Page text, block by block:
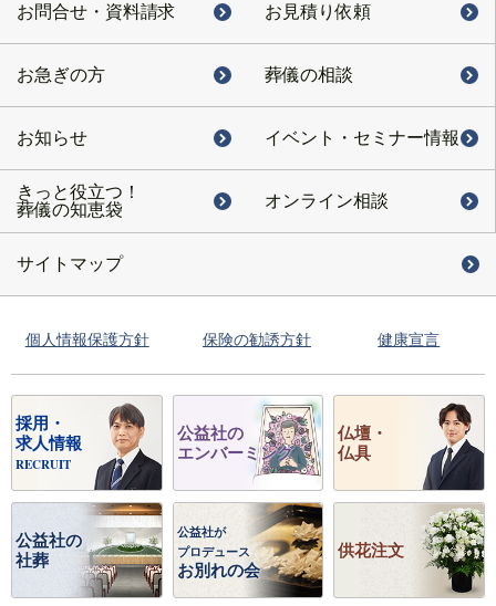
お問合せ・ 資料請求 お見積り依頼
お急ぎの方 葬儀の相談
お知らせ イベント・ セミナー情報
きっと役立つ！
葬儀の知恵袋
オンライン相談
サイトマップ
個人情報保護方針 保険の勧誘方針 健康宣言
採用・
求人情報
RECRUIT
公益社の
エンバーミング
仏壇・
仏具
公益社の
社葬
公益社が
プロデュース
お別れの会
供花注文